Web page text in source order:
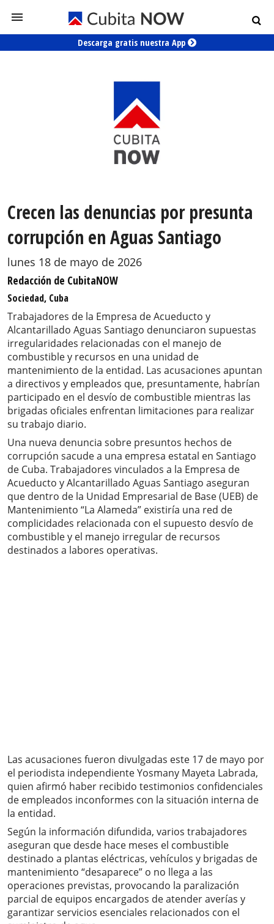
Descarga gratis nuestra App
Crecen las denuncias por presunta
corrupción en Aguas Santiago
lunes 18 de mayo de 2026
Redacción de CubitaNOW
Sociedad, Cuba
Trabajadores de la Empresa de Acueducto y
Alcantarillado Aguas Santiago denunciaron supuestas
irregularidades relacionadas con el manejo de
combustible y recursos en una unidad de
mantenimiento de la entidad. Las acusaciones apuntan
a directivos y empleados que, presuntamente, habrían
participado en el desvío de combustible mientras las
brigadas oficiales enfrentan limitaciones para realizar
su trabajo diario.
Una nueva denuncia sobre presuntos hechos de
corrupción sacude a una empresa estatal en Santiago
de Cuba. Trabajadores vinculados a la Empresa de
Acueducto y Alcantarillado Aguas Santiago aseguran
que dentro de la Unidad Empresarial de Base (UEB) de
Mantenimiento “La Alameda” existiría una red de
complicidades relacionada con el supuesto desvío de
combustible y el manejo irregular de recursos
destinados a labores operativas.
Las acusaciones fueron divulgadas este 17 de mayo por
el periodista independiente Yosmany Mayeta Labrada,
quien afirmó haber recibido testimonios confidenciales
de empleados inconformes con la situación interna de
la entidad.
Según la información difundida, varios trabajadores
aseguran que desde hace meses el combustible
destinado a plantas eléctricas, vehículos y brigadas de
mantenimiento “desaparece” o no llega a las
operaciones previstas, provocando la paralización
parcial de equipos encargados de atender averías y
garantizar servicios esenciales relacionados con el